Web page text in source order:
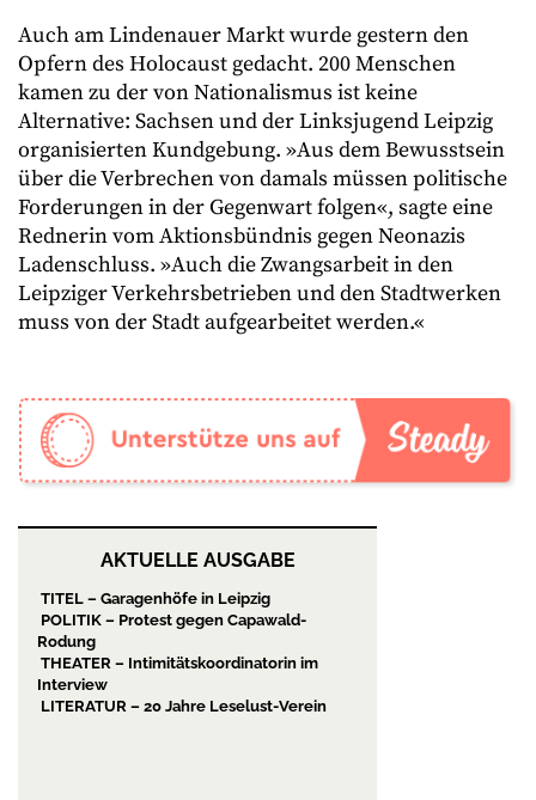
Auch am Lindenauer Markt wurde gestern den
Opfern des Holocaust gedacht. 200 Menschen
kamen zu der von Nationalismus ist keine
Alternative: Sachsen und der Linksjugend Leipzig
organisierten Kundgebung. »Aus dem Bewusstsein
über die Verbrechen von damals müssen politische
Forderungen in der Gegenwart folgen«, sagte eine
Rednerin vom Aktionsbündnis gegen Neonazis
Ladenschluss. »Auch die Zwangsarbeit in den
Leipziger Verkehrsbetrieben und den Stadtwerken
muss von der Stadt aufgearbeitet werden.«
AKTUELLE AUSGABE
TITEL – Garagenhöfe in Leipzig
POLITIK – Protest gegen Capawald-
Rodung
THEATER – Intimitätskoordinatorin im
Interview
LITERATUR – 20 Jahre Leselust-Verein